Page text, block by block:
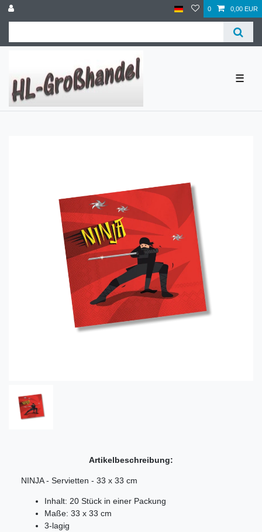
0 0,00 EUR
☰
Artikelbeschreibung:
NINJA - Servietten - 33 x 33 cm
Inhalt: 20 Stück in einer Packung
Maße: 33 x 33 cm
3-lagig